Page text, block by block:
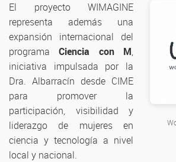
El proyecto WIMAGINE
representa además una
expansión internacional del
programaCiencia con M,
iniciativa impulsada por la
Dra. Albarracín desde CIME
para promover la
participación, visibilidad y
liderazgo de mujeres en
ciencia y tecnología a nivel
local y nacional.